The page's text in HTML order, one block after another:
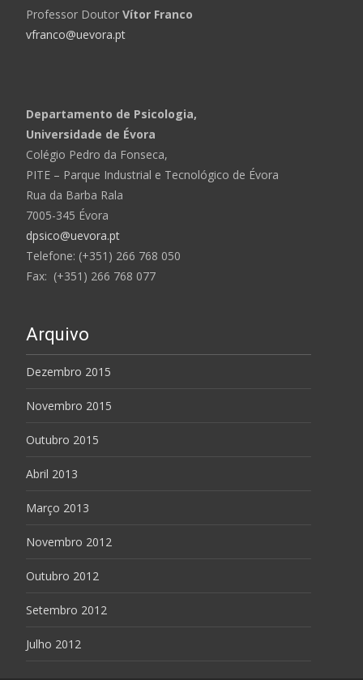
Professor Doutor Vítor Franco
vfranco@uevora.pt
Departamento de Psicologia,
Universidade de Évora
Colégio Pedro da Fonseca,
PITE – Parque Industrial e Tecnológico de Évora
Rua da Barba Rala
7005-345 Évora
dpsico@uevora.pt
Telefone: (+351) 266 768 050
Fax: (+351) 266 768 077
Arquivo
Dezembro 2015
Novembro 2015
Outubro 2015
Abril 2013
Março 2013
Novembro 2012
Outubro 2012
Setembro 2012
Julho 2012